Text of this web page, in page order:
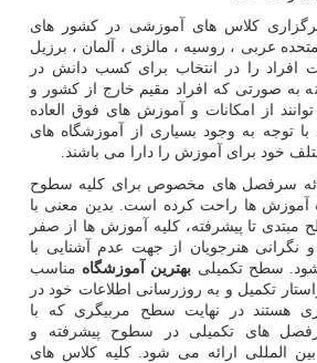
کلاس های آموزشی در کشور های
عربی ، روسیه ، مالزی ، آلمان ، برزیل
افراد را در انتخاب برای کسب دانش در
به صورتی که افراد مقیم خارج از کشور و
از امکانات و آموزش های فوق العاده
توجه به وجود بسیاری از آموزشگاه های
خود برای آموزش را دارا می باشند.
سرفصل های مخصوص برای کلیه سطوح
آموزش ها راحت کرده است. بدین معنی با
تا پیشرفته، کلیه آموزش ها از صفر
نگرانی هنرجویان از جهت عدم آشنایی با
سطح تکمیلی بهترین آموزشگاه مناسب
تکمیل و به روزرسانی اطلاعات خود در
هستند در نهایت سطح مربیگری که با
های تکمیلی در سطوح پیشرفته و
المللی ارائه می شود. کلیه کلاس های